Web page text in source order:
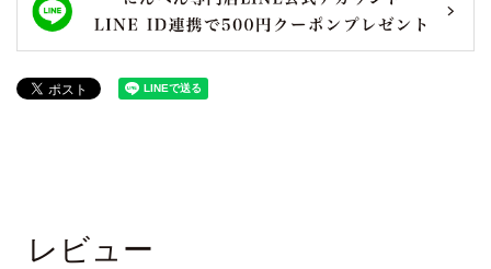
レビュー